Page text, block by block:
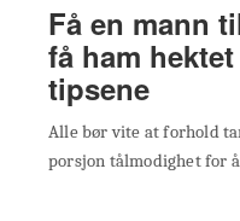
Få en mann
få ham
tipsene
Alle bør vite at forhold
porsjon tålmodighet for